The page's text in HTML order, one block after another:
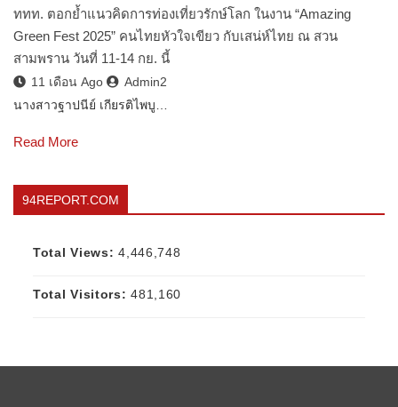
ททท. ตอกย้ำแนวคิดการท่องเที่ยวรักษ์โลก ในงาน “Amazing
Green Fest 2025” คนไทยหัวใจเขียว กับเสน่ห์ไทย ณ สวน
สามพราน วันที่ 11-14 กย. นี้
11 เดือน Ago
Admin2
นางสาวฐาปนีย์ เกียรติไพบู…
Read More
94REPORT.COM
Total Views:4,446,748
Total Visitors:481,160